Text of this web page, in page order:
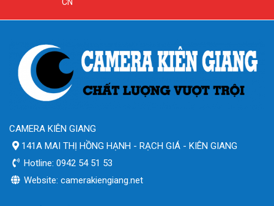
CAMERA KIÊN GIANG
141A MAI THỊ HỒNG HẠNH - RẠCH GIÁ - KIÊN GIANG
Hotline: 0942 54 51 53
Website: camerakiengiang.net